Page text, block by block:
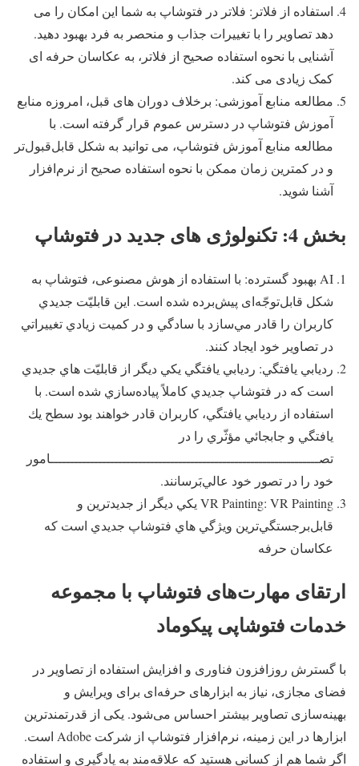
استفاده از فلاتر: فلاتر در فتوشاپ به شما این امکان را می
دهد تصاویر را با تغییرات جذاب و منحصر به فرد بهبود دهید.
آشنایی با نحوه استفاده صحیح از فلاتر، به عکاسان حرفه ای
کمک زیادی می کند.
مطالعه منابع آموزشی: برخلاف دوران های قبل، امروزه منابع
آموزش فتوشاپ در دسترس عموم قرار گرفته است. با
مطالعه منابع آموزش فتوشاپ، می توانید به شکل قابل‌قبول‌تر
و در کمترین زمان ممکن با نحوه استفاده صحیح از نرم‌افزار
آشنا شوید.
بخش 4: تکنولوژی های جدید در فتوشاپ
AI بهبود گسترده: با استفاده از هوش مصنوعی، فتوشاپ به
شکل قابل‌توجّه‌ای پيش‌برده شده است. این قابليّت‌ جديدي
كاربران را قادر مي‌سازد با سادگي و در كميت زيادي تغييراتي
در تصاوير خود ايجاد كنند.
رديابي يافتگي: رديابي يافتگي يكي ديگر از قابليّت‌ هاي جديدي
است كه در فتوشاپ جديدي كاملاً پياده‌سازي شده است. با
استفاده از رديابي يافتگي، كاربران قادر خواهند بود سطح يك
يافتگي و جابجائي مؤثّري را در
تصـــــــــــــــــــــــــــــــــــــــــــــــــــــــــــــــــــامور
خود را در تصور خود عالي‌بَرسانند.
VR Painting: VR Painting يكي ديگر از جديد‌ترين و
قابل‌برجستگي‌ترين ويژگي‌ هاي فتوشاپ جديدي است كه
عكاسان حرفه‌‌‌‌‌‌‌‌‌‌‌‌‌‌‎‍‍‍‍‍‍‍‍‍‍‍‍‍‍‍‍‍‍‍‍‍‍‍‍‍‍‍‍‍
ارتقای مهارت‌های فتوشاپ با مجموعه
خدمات فتوشاپی پیکوماد
با گسترش روزافزون فناوری و افزایش استفاده از تصاویر در
فضای مجازی، نیاز به ابزارهای حرفه‌ای برای ویرایش و
بهینه‌سازی تصاویر بیشتر احساس می‌شود. یکی از قدرتمندترین
ابزارها در این زمینه، نرم‌افزار فتوشاپ از شرکت Adobe است.
اگر شما هم از کسانی هستید که علاقه‌مند به یادگیری و استفاده